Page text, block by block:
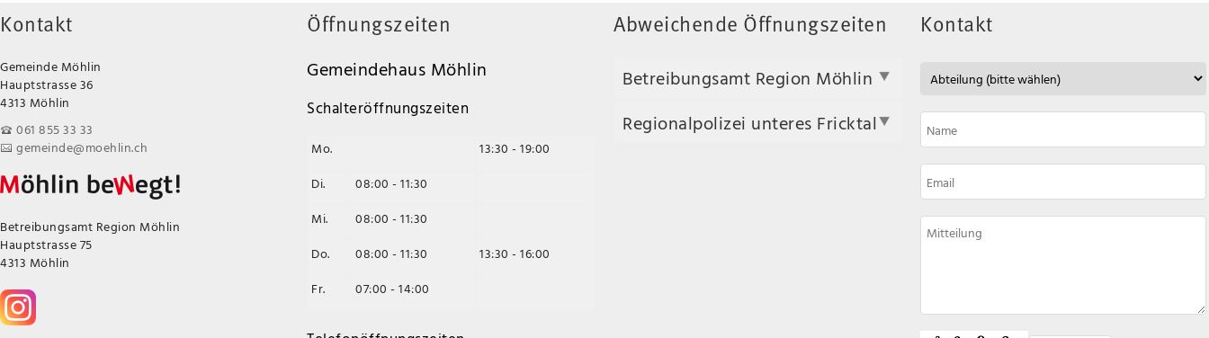
Kontakt
Gemeinde Möhlin
Hauptstrasse 36
4313 Möhlin
061 855 33 33
gemeinde@moehlin.ch
Betreibungsamt Region Möhlin
Hauptstrasse 75
4313 Möhlin
Öffnungszeiten
Gemeindehaus Möhlin
Schalteröffnungszeiten
Mo.
13:30 - 19:00
Di.
08:00 - 11:30
Mi.
08:00 - 11:30
Do.
08:00 - 11:30
13:30 - 16:00
Fr.
07:00 - 14:00
Abweichende Öffnungszeiten
Betreibungsamt Region Möhlin
Regionalpolizei unteres Fricktal
Kontakt